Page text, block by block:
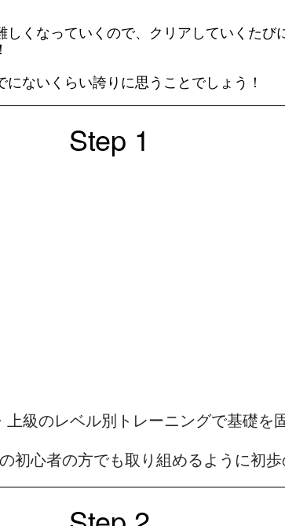
しくなっていくので、クリアしていくたび
ないくらい誇りに思うことでしょう！
Step 1
級のレベル別トレーニングで基礎を
初心者の方でも取り組めるように初歩